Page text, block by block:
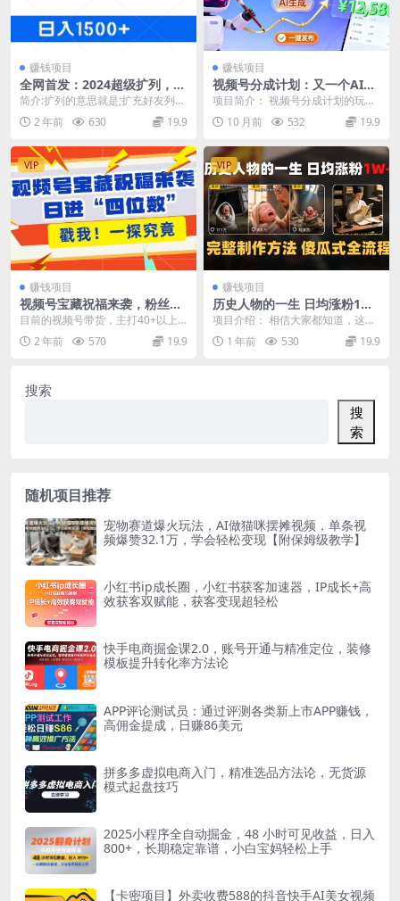
赚钱项目
全网首发：2024超级扩列，人
脉掘金系统，日入1.5k
简介:扩列的意思就是;扩充好友列
表，也就是增加微信好友数量，互
相进行朋友点赞、评...
2 年前 630 19.9
赚钱项目
视频号分成计划：又一个AI新
玩法，一个月搞了1W+，纯AI
生成，一键发布即可
项目简介： 视频号分成计划的玩
法，通过AI工具，实现批量生成视
频，操作简单、流量...
10 月前 532 19.9
VIP
赚钱项目
视频号宝藏祝福来袭，粉丝无
忧扩张，带货效能翻倍，日进
目前的视频号带货，主打40+以上
的中老年人群市场，主要分两种常
见的带货形式，分别...
2 年前 570 19.9
VIP
赚钱项目
历史人物的一生 日均涨粉1W
+，完整制作方法 傻瓜式全流
项目介绍： 相信大家都知道，这个
月有一个赛道突然蹦出了一匹“黑
马”，起号短短一个...
1 年前 530 19.9
搜索
搜
索
随机项目推荐
宠物赛道爆火玩法，AI做猫咪摆摊视频，单条视
频爆赞32.1万，学会轻松变现【附保姆级教学】
小红书ip成长圈，小红书获客加速器，IP成长+高
效获客双赋能，获客变现超轻松
快手电商掘金课2.0，账号开通与精准定位，装修
模板提升转化率方法论
APP评论测试员：通过评测各类新上市APP赚钱，
高佣金提成，日赚86美元
拼多多虚拟电商入门，精准选品方法论，无货源
模式起盘技巧
2025小程序全自动掘金，48 小时可见收益，日入
800+，长期稳定靠谱，小白宝妈轻松上手
【卡密项目】外卖收费588的抖音快手AI美女视频